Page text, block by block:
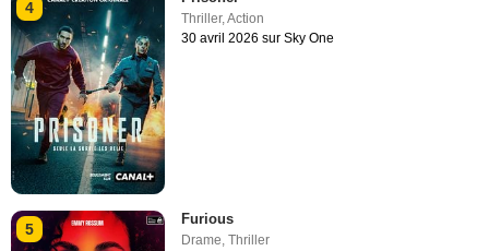
4
Thriller,Action
30 avril 2026 sur Sky One
5
Furious
Drame,Thriller